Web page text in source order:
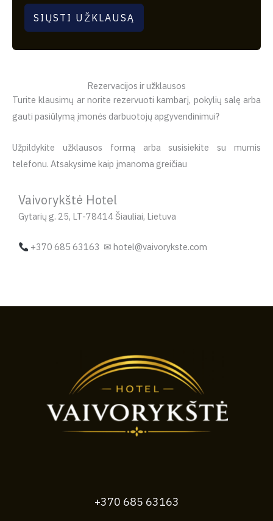
SIŲSTI UŽKLAUSĄ
Rezervacijos ir užklausos
Turite klausimų ar norite rezervuoti kambarį, pokylių salę arba
gauti pasiūlymą įmonės darbuotojų apgyvendinimui?
Užpildykite užklausos formą arba susisiekite su mumis
telefonu. Atsakysime kaip įmanoma greičiau
Vaivorykštė Hotel
Gytarių g. 25, LT-78414 Šiauliai, Lietuva
+370 685 63163 ✉ hotel@vaivorykste.com
+370 685 63163